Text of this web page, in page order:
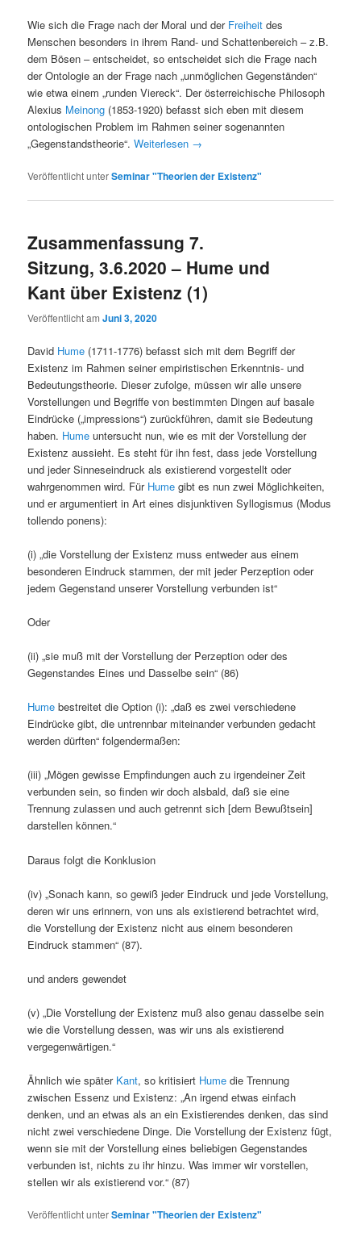
Wie sich die Frage nach der Moral und der Freiheit des
Menschen besonders in ihrem Rand- und Schattenbereich – z.B.
dem Bösen – entscheidet, so entscheidet sich die Frage nach
der Ontologie an der Frage nach „unmöglichen Gegenständen“
wie etwa einem „runden Viereck“. Der österreichische Philosoph
Alexius Meinong (1853-1920) befasst sich eben mit diesem
ontologischen Problem im Rahmen seiner sogenannten
„Gegenstandstheorie“.Weiterlesen →
Veröffentlicht unterSeminar "Theorien der Existenz"
Zusammenfassung 7.
Sitzung, 3.6.2020 – Hume und
Kant über Existenz (1)
Veröffentlicht amJuni 3, 2020
David Hume (1711-1776) befasst sich mit dem Begriff der
Existenz im Rahmen seiner empiristischen Erkenntnis- und
Bedeutungstheorie. Dieser zufolge, müssen wir alle unsere
Vorstellungen und Begriffe von bestimmten Dingen auf basale
Eindrücke („impressions“) zurückführen, damit sie Bedeutung
haben. Hume untersucht nun, wie es mit der Vorstellung der
Existenz aussieht. Es steht für ihn fest, dass jede Vorstellung
und jeder Sinneseindruck als existierend vorgestellt oder
wahrgenommen wird. Für Hume gibt es nun zwei Möglichkeiten,
und er argumentiert in Art eines disjunktiven Syllogismus (Modus
tollendo ponens):
(i) „die Vorstellung der Existenz muss entweder aus einem
besonderen Eindruck stammen, der mit jeder Perzeption oder
jedem Gegenstand unserer Vorstellung verbunden ist“
Oder
(ii) „sie muß mit der Vorstellung der Perzeption oder des
Gegenstandes Eines und Dasselbe sein“ (86)
Hume bestreitet die Option (i): „daß es zwei verschiedene
Eindrücke gibt, die untrennbar miteinander verbunden gedacht
werden dürften“ folgendermaßen:
(iii) „Mögen gewisse Empfindungen auch zu irgendeiner Zeit
verbunden sein, so finden wir doch alsbald, daß sie eine
Trennung zulassen und auch getrennt sich [dem Bewußtsein]
darstellen können.“
Daraus folgt die Konklusion
(iv) „Sonach kann, so gewiß jeder Eindruck und jede Vorstellung,
deren wir uns erinnern, von uns als existierend betrachtet wird,
die Vorstellung der Existenz nicht aus einem besonderen
Eindruck stammen“ (87).
und anders gewendet
(v) „Die Vorstellung der Existenz muß also genau dasselbe sein
wie die Vorstellung dessen, was wir uns als existierend
vergegenwärtigen.“
Ähnlich wie später Kant, so kritisiert Hume die Trennung
zwischen Essenz und Existenz: „An irgend etwas einfach
denken, und an etwas als an ein Existierendes denken, das sind
nicht zwei verschiedene Dinge. Die Vorstellung der Existenz fügt,
wenn sie mit der Vorstellung eines beliebigen Gegenstandes
verbunden ist, nichts zu ihr hinzu. Was immer wir vorstellen,
stellen wir als existierend vor.“ (87)
Veröffentlicht unterSeminar "Theorien der Existenz"